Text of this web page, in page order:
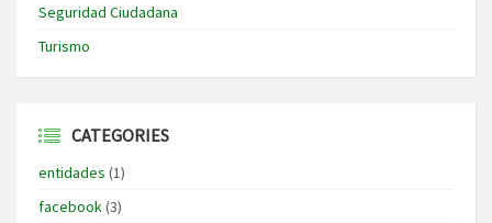
Seguridad Ciudadana
Turismo
CATEGORIES
entidades (1)
facebook(3)